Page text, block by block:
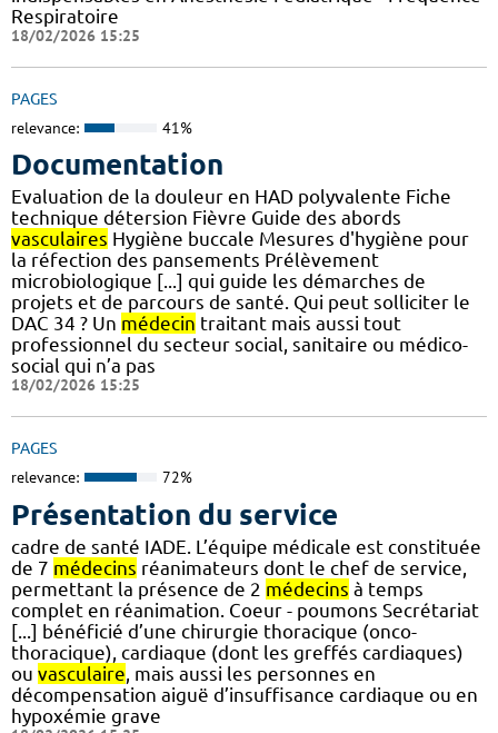
Respiratoire
18/02/2026 15:25
PAGES
relevance: 41%
Documentation
Evaluation de la douleur en HAD polyvalente Fiche
technique détersion Fièvre Guide des abords
vasculaires Hygiène buccale Mesures d'hygiène pour
la réfection des pansements Prélèvement
microbiologique [...] qui guide les démarches de
projets et de parcours de santé. Qui peut solliciter le
DAC 34 ? Un médecin traitant mais aussi tout
professionnel du secteur social, sanitaire ou médico-
social qui n’a pas
18/02/2026 15:25
PAGES
relevance: 72%
Présentation du service
cadre de santé IADE. L’équipe médicale est constituée
de 7 médecins réanimateurs dont le chef de service,
permettant la présence de 2 médecins à temps
complet en réanimation. Coeur - poumons Secrétariat
[...] bénéficié d’une chirurgie thoracique (onco-
thoracique), cardiaque (dont les greffés cardiaques)
ou vasculaire , mais aussi les personnes en
décompensation aiguë d’insuffisance cardiaque ou en
hypoxémie grave